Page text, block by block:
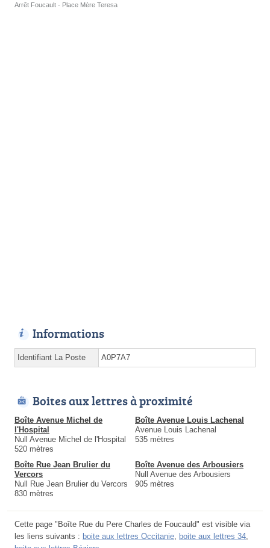
Arrêt Foucault - Place Mère Teresa
Informations
Identifiant La Poste A0P7A7
Boites aux lettres à proximité
Boîte Avenue Michel de
l'Hospital
Null Avenue Michel de l'Hospital
520 mètres
Boîte Avenue Louis Lachenal
Avenue Louis Lachenal
535 mètres
Boîte Rue Jean Brulier du
Vercors
Null Rue Jean Brulier du Vercors
830 mètres
Boîte Avenue des Arbousiers
Null Avenue des Arbousiers
905 mètres
Cette page "Boîte Rue du Pere Charles de Foucauld" est visible via
les liens suivants : boite aux lettres Occitanie, boite aux lettres 34,